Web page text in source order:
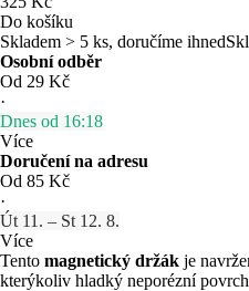
Do košíku
Skladem > 5 ks, doručíme ihned
Osobní odběr
Od 29 Kč
·
Dnes od 16:18
Více
Doručení na adresu
Od 85 Kč
·
Út 11. – St 12. 8.
Více
Tento magnetický držák je
kterýkoliv hladký neporézní